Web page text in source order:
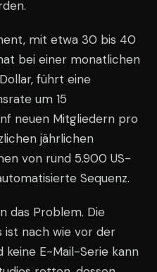
mit etwa 30 bis 40
bei einer monatlichen
führt eine
um 15
neuen Mitgliedern pro
jährlichen
von rund 5.900 US-
Sequenz.
das Problem. Die
ist nach wie vor der
keine E-Mail-Serie kann